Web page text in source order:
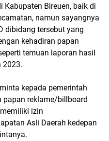
Kabupaten Bireuen, baik di
namun sayangnya
dibidang tersebut yang
kehadiran papan
temuan laporan hasil
2023.
kepada pemerintah
papan reklame/billboard
izin
Asli Daerah kedepan